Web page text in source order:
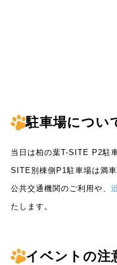
駐車場につい
当日は柏の葉T-SITE P2駐
SITE別棟側P1駐車場は満
公共交通機関のご利用や、
たします。
イベントの注